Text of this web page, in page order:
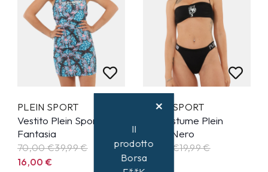
PLEIN SPORT
Vestito Plein Sport
Fantasia
70,00 €39,99€
16,00€
PLEIN SPORT
Slip costume Plein
Sport Nero
45,00 €19,99€
8,00
Il
prodotto
Borsa